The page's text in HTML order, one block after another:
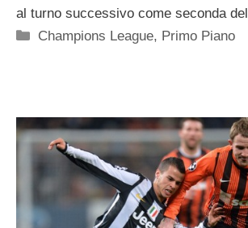
al turno successivo come seconda
Categorie
Champions League, Primo Piano